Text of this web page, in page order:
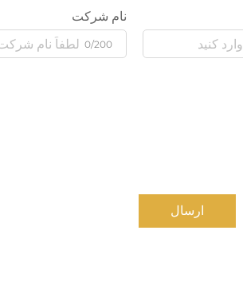
نام شرکت
0/200
ارسال